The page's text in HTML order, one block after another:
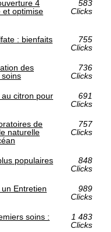
4
et optimise
583
Clicks
: bienfaits
755
Clicks
des
736
Clicks
citron pour
691
Clicks
de
naturelle
757
Clicks
populaires
848
Clicks
un Entretien
989
Clicks
soins :
1 483
Clicks